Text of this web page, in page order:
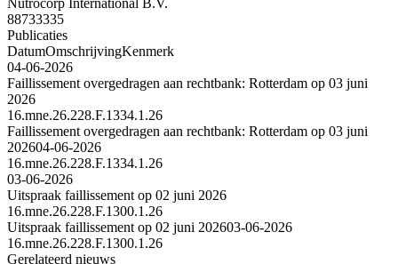
88733335
Publicaties
DatumOmschrijvingKenmerk
04-06-2026
Faillissement overgedragen aan rechtbank: Rotterdam op 03 juni
2026
16.mne.26.228.F.1334.1.26
Faillissement overgedragen aan rechtbank: Rotterdam op 03 juni
202604-06-2026
16.mne.26.228.F.1334.1.26
03-06-2026
Uitspraak faillissement op 02 juni 2026
16.mne.26.228.F.1300.1.26
Uitspraak faillissement op 02 juni 202603-06-2026
16.mne.26.228.F.1300.1.26
Gerelateerd nieuws